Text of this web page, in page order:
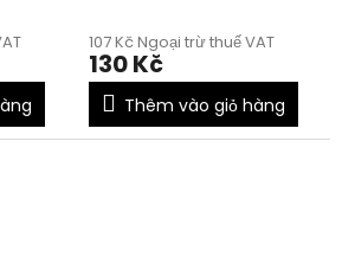
107 Kč Ngoại trừ thuế VAT
130 Kč
Thêm vào giỏ hàng